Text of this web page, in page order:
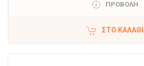
ΠΡΟΒΟΛΗ
ΣΤΟ ΚΑΛΆΘΙ